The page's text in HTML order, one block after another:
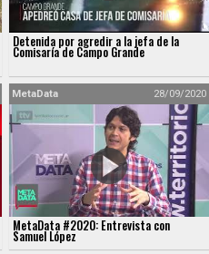
Detenida por agredir a la jefa de la
Comisaría de Campo Grande
MetaData 28/09/2020
MetaData #2020: Entrevista con
Samuel López